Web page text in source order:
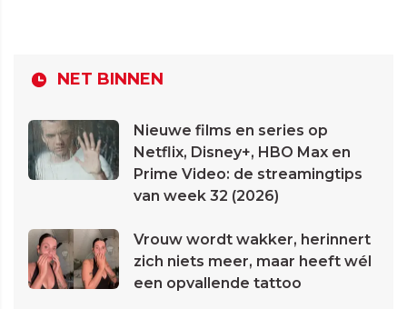
NET BINNEN
Nieuwe films en series op
Netflix, Disney+, HBO Max en
Prime Video: de streamingtips
van week 32 (2026)
Vrouw wordt wakker, herinnert
zich niets meer, maar heeft wél
een opvallende tattoo